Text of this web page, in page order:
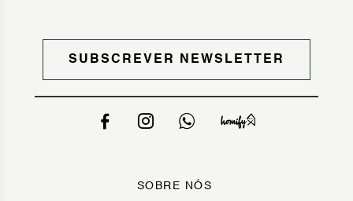
SUBSCREVER NEWSLETTER
SOBRE NÓS